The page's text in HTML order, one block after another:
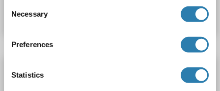
Selection
Necessary
Preferences
Statistics
Fiche technique
Hôte: Lapin